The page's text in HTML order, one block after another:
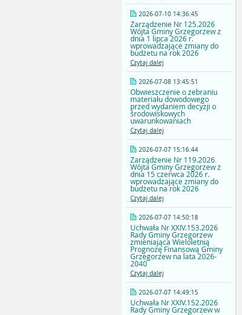
2026-07-10 14:36:45
Zarządzenie Nr 125.2026
Wójta Gminy Grzegorzew z
dnia 1 lipca 2026 r.
wprowadzające zmiany do
budżetu na rok 2026
Czytaj dalej
2026-07-08 13:45:51
Obwieszczenie o zebraniu
materiału dowodowego
przed wydaniem decyzji o
środowiskowych
uwarunkowaniach
Czytaj dalej
2026-07-07 15:16:44
Zarządzenie Nr 119.2026
Wójta Gminy Grzegorzew z
dnia 15 czerwca 2026 r.
wprowadzające zmiany do
budżetu na rok 2026
Czytaj dalej
2026-07-07 14:50:18
Uchwała Nr XXIV.153.2026
Rady Gminy Grzegorzew
zmieniająca Wieloletnią
Prognozę Finansową Gminy
Grzegorzew na lata 2026-
2040
Czytaj dalej
2026-07-07 14:49:15
Uchwała Nr XXIV.152.2026
Rady Gminy Grzegorzew w